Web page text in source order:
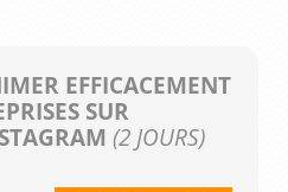
EFFICACEMENT
SUR
(2 JOURS)